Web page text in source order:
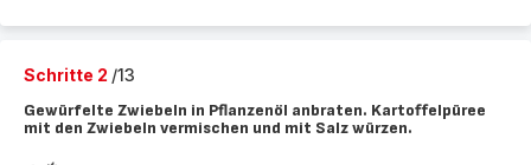
Schritte 2 /13
Gewürfelte Zwiebeln in Pflanzenöl anbraten. Kartoffelpüree
mit den Zwiebeln vermischen und mit Salz würzen.